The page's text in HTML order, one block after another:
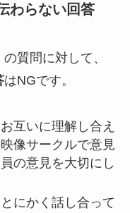
わらない回答
質問に対して、
はNGです。
互いに理解し合え
像サークルで意見
の意見を大切にし
にかく話し合って